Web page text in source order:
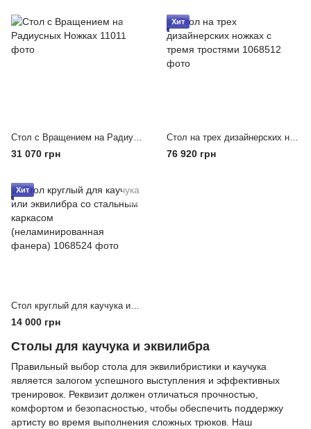
Стол с Вращением на Радиусных Ножках, 70/50, Меньше 90 см
31 070 грн
Хит
Стол на трех дизайнерских ножках с тремя тростями
76 920 грн
Хит
Стол круглый для каучука или эквилибра со стальным каркасом (неламинированная фанера), Ф 70 см., Меньше 90 см
14 000 грн
Столы для каучука и эквилибра
Правильный выбор стола для эквилибристики и каучука
является залогом успешного выступления и эффективных
тренировок. Реквизит должен отличаться прочностью,
комфортом и безопасностью, чтобы обеспечить поддержку
артисту во время выполнения сложных трюков. Наш